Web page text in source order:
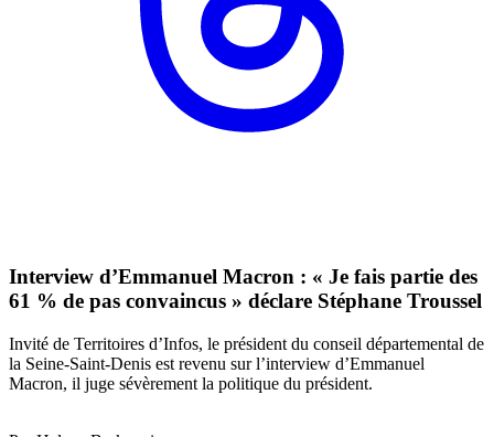
Interview d’Emmanuel Macron : « Je fais partie des
61 % de pas convaincus » déclare Stéphane Troussel
Invité de Territoires d’Infos, le président du conseil départemental de
la Seine-Saint-Denis est revenu sur l’interview d’Emmanuel
Macron, il juge sévèrement la politique du président.